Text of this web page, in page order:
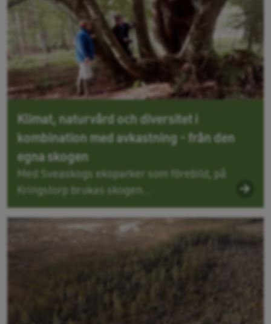
Klimat, naturvård och diversitet i
kombination med avkastning - från den
egna skogen
Med Sveaskogs ekoparker som förebild, på
Kringstorp brukas skogen...